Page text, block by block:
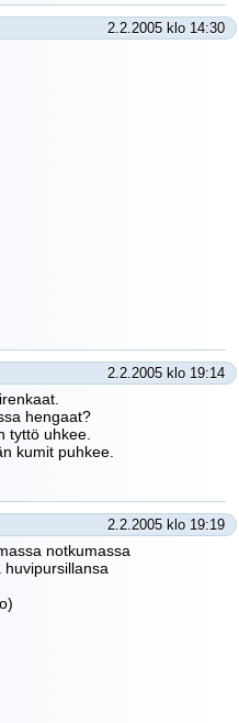
2.2.2005 klo 14:30
2.2.2005 klo 19:14
hengaat?
tyttö uhkee.
kumit puhkee.
2.2.2005 klo 19:19
notkumassa